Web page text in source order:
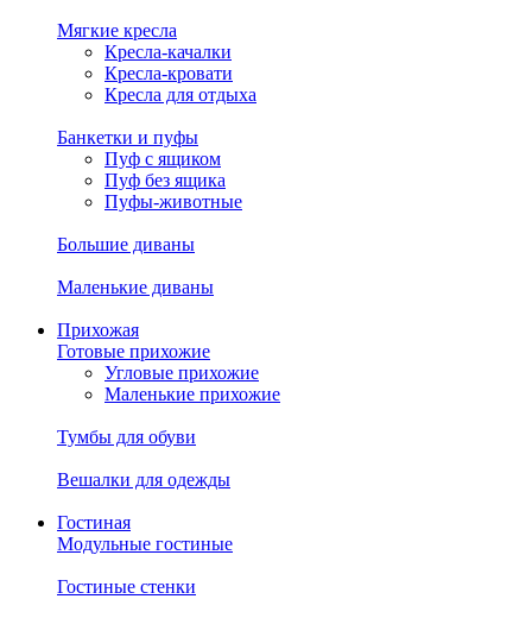
Мягкие кресла
Кресла-качалки
Кресла-кровати
Кресла для отдыха
Банкетки и пуфы
Пуф с ящиком
Пуф без ящика
Пуфы-животные
Большие диваны
Маленькие диваны
Прихожая
Готовые прихожие
Угловые прихожие
Маленькие прихожие
Тумбы для обуви
Вешалки для одежды
Гостиная
Модульные гостиные
Гостиные стенки